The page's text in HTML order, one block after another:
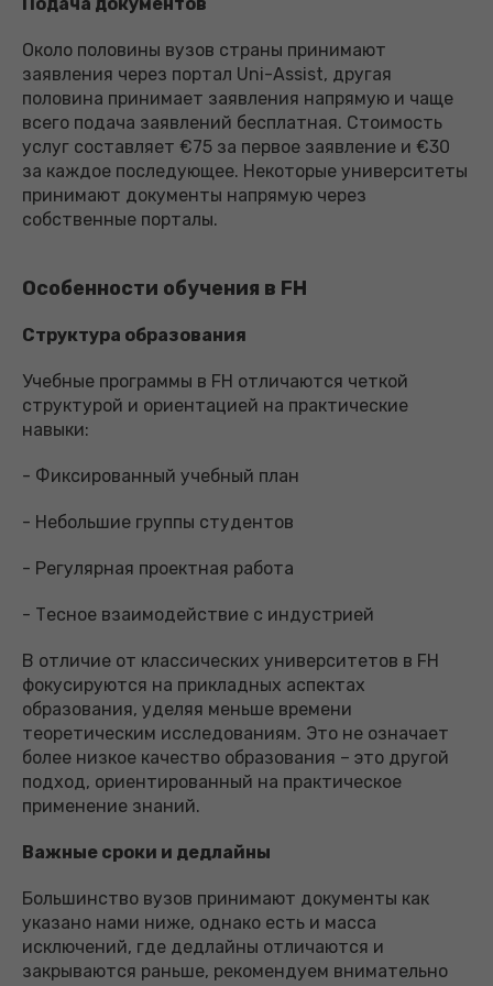
Около половины вузов страны принимают
заявления через портал Uni-Assist, другая
половина принимает заявления напрямую и чаще
всего подача заявлений бесплатная. Стоимость
услуг составляет €75 за первое заявление и €30
за каждое последующее. Некоторые университеты
принимают документы напрямую через
собственные порталы.
Особенности обучения в FH
Структура образования
Учебные программы в FH отличаются четкой
структурой и ориентацией на практические
навыки:
- Фиксированный учебный план
- Небольшие группы студентов
- Регулярная проектная работа
- Тесное взаимодействие с индустрией
В отличие от классических университетов в FH
фокусируются на прикладных аспектах
образования, уделяя меньше времени
теоретическим исследованиям. Это не означает
более низкое качество образования – это другой
подход, ориентированный на практическое
применение знаний.
Важные сроки и дедлайны
Большинство вузов принимают документы как
указано нами ниже, однако есть и масса
исключений, где дедлайны отличаются и
закрываются раньше, рекомендуем внимательно